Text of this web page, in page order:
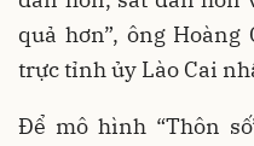
quả hơn”, ông
trực tỉnh ủy Lào Cai
Để mô hình “Thôn